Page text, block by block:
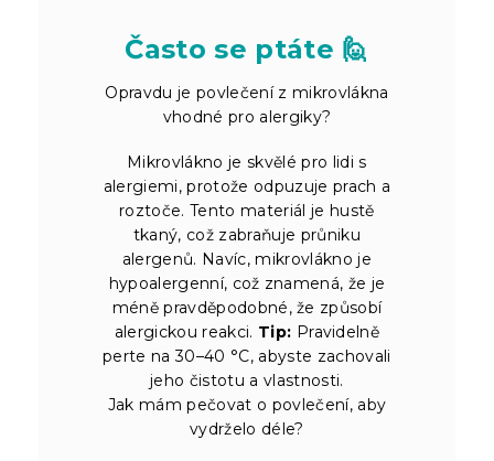
Často se ptáte 🙋
Opravdu je povlečení z mikrovlákna
vhodné pro alergiky?
Mikrovlákno je skvělé pro lidi s
alergiemi, protože odpuzuje prach a
roztoče. Tento materiál je hustě
tkaný, což zabraňuje průniku
alergenů. Navíc, mikrovlákno je
hypoalergenní, což znamená, že je
méně pravděpodobné, že způsobí
alergickou reakci. Tip: Pravidelně
perte na 30–40 °C, abyste zachovali
jeho čistotu a vlastnosti.
Jak mám pečovat o povlečení, aby
vydrželo déle?